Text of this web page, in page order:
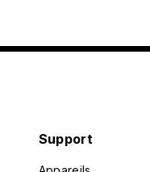
Support